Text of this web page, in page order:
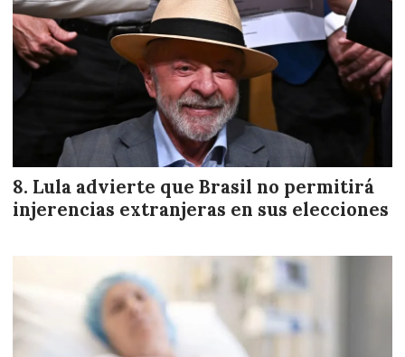
Lula advierte que Brasil no permitirá
injerencias extranjeras en sus elecciones